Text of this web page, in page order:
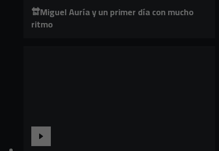
🔛Miguel Auría y un primer día con mucho
ritmo